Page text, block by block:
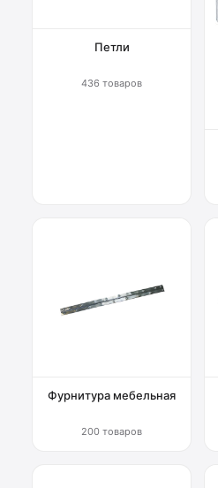
Петли
436 товаров
Фурнитура мебельная
200 товаров